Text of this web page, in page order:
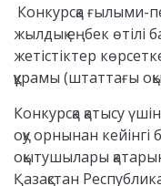
Конкурсқа ғылыми-
жылдық еңбек өтілі
жетістіктер
құрамы (штаттағы
Конкурсқа қатысу
оқу орнынан
оқытушылары
Қазақстан